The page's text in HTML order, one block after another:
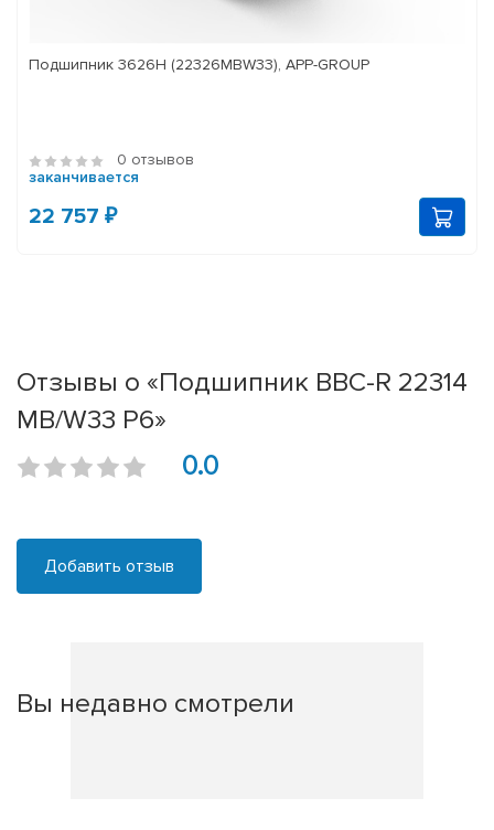
Подшипник 3626Н (22326MBW33), APP-GROUP
0 отзывов
заканчивается
22 757 ₽
Отзывы о «Подшипник BBC-R 22314
MB/W33 P6»
0.0
Добавить отзыв
Вы недавно смотрели